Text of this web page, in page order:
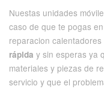
Nuestas unidades
caso de que te pogas
reparacion
rápida y sin esperas ya
materiales y piezas de
servicio y que el